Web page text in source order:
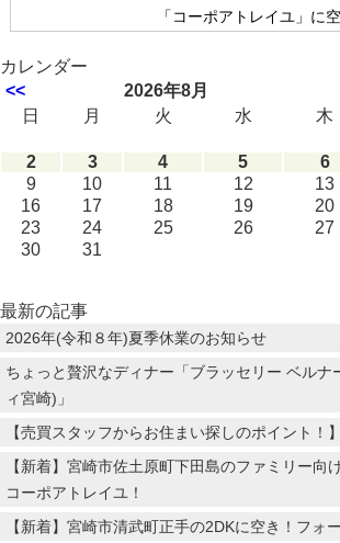
「コーポアトレイユ」に
カレンダー
<<
2026年8月
日
月 火 水 木
2
3 4 5 6
9
10 11 12 13
16
17 18 19 20
23
24 25 26 27
30
31
最新の記事
2026年(令和８年)夏季休業のお知らせ
ちょっと贅沢なディナー「ブラッセリー ベルナ
ィ宮崎)」
【売買スタッフからお住まい探しのポイント！】
【新着】宮崎市佐土原町下田島のファミリー向
コーポアトレイユ！
【新着】宮崎市清武町正手の2DKに空き！フォ